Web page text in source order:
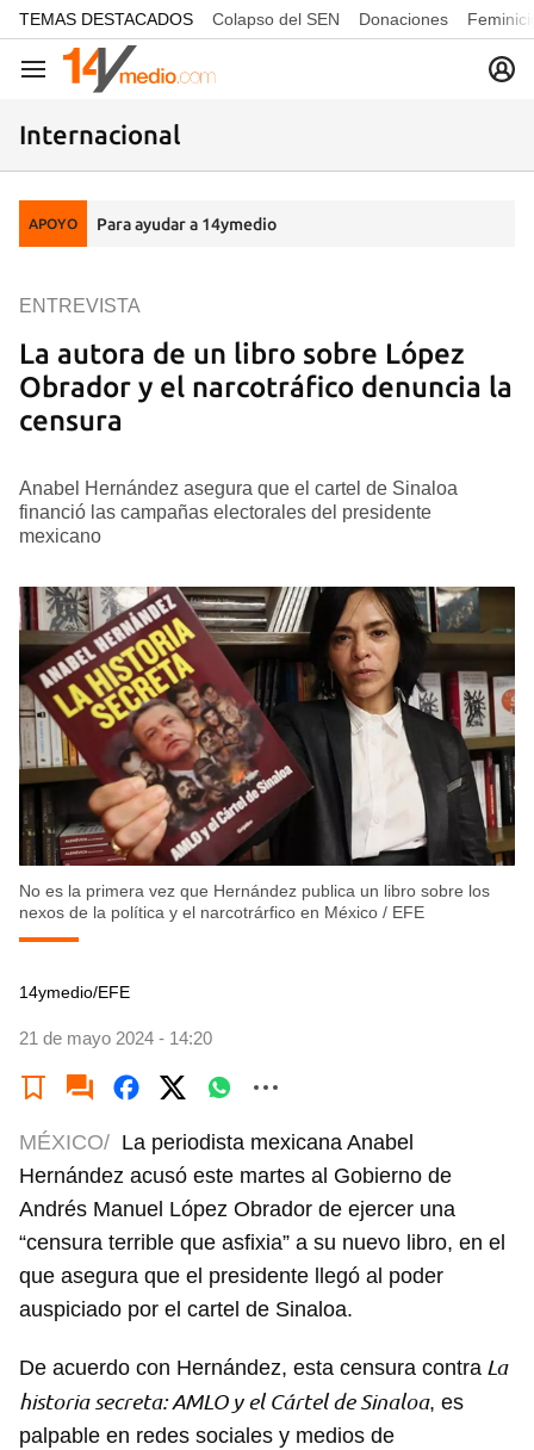
common.go-to-content
TEMAS DESTACADOS Colapso del SEN Donaciones
Navegación
Internacional
APOYO Para ayudar a 14ymedio
La autora de un libro sobre López
Obrador y el narcotráfico denuncia la
censura
ENTREVISTA
Anabel Hernández asegura que el cartel de Sinaloa
financió las campañas electorales del presidente
mexicano
No es la primera vez que Hernández publica un libro sobre los
nexos de la política y el narcotrárfico en México / EFE
14ymedio/EFE
21 de mayo 2024 - 14:20
MÉXICO/ La periodista mexicana Anabel
Hernández acusó este martes al Gobierno de
Andrés Manuel López Obrador de ejercer una
“censura terrible que asfixia” a su nuevo libro, en el
que asegura que el presidente llegó al poder
auspiciado por el cartel de Sinaloa.
De acuerdo con Hernández, esta censura contra La
historia secreta: AMLO y el Cártel de Sinaloa, es
palpable en redes sociales y medios de